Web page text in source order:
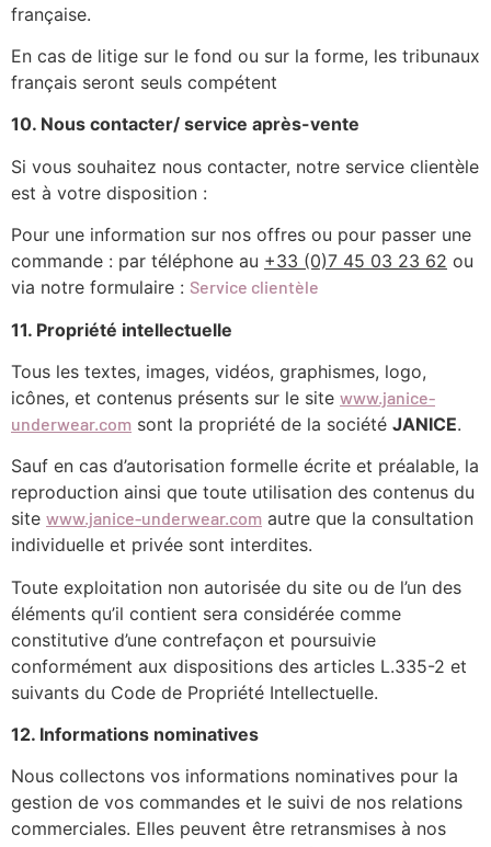
française.
En cas de litige sur le fond ou sur la forme, les tribunaux
français seront seuls compétent
10. Nous contacter/ service après-vente
Si vous souhaitez nous contacter, notre service clientèle
est à votre disposition :
Pour une information sur nos offres ou pour passer une
commande : par téléphone au +33 (0)7 45 03 23 62 ou
via notre formulaire : Service clientèle
11. Propriété intellectuelle
Tous les textes, images, vidéos, graphismes, logo,
icônes, et contenus présents sur le site www.janice-
underwear.com sont la propriété de la société JANICE.
Sauf en cas d’autorisation formelle écrite et préalable, la
reproduction ainsi que toute utilisation des contenus du
site www.janice-underwear.com autre que la consultation
individuelle et privée sont interdites.
Toute exploitation non autorisée du site ou de l’un des
éléments qu’il contient sera considérée comme
constitutive d’une contrefaçon et poursuivie
conformément aux dispositions des articles L.335-2 et
suivants du Code de Propriété Intellectuelle.
12. Informations nominatives
Nous collectons vos informations nominatives pour la
gestion de vos commandes et le suivi de nos relations
commerciales. Elles peuvent être retransmises à nos